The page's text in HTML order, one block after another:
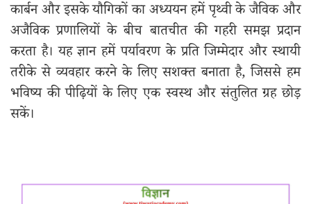
कार्बन और इसके यौगिकों का अध्ययन हमें पृथ्वी के जैविक और
अजैविक प्रणालियों के बीच बातचीत की गहरी समझ प्रदान
करता है। यह ज्ञान हमें पर्यावरण के प्रति जिम्मेदार और स्थायी
तरीके से व्यवहार करने के लिए सशक्त बनाता है, जिससे हम
भविष्य की पीढ़ियों के लिए एक स्वस्थ और संतुलित ग्रह छोड़
सकें।